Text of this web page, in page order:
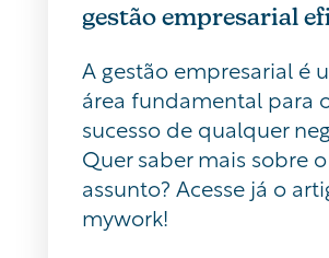
gestão empresarial
A gestão empresarial é
área fundamental para
sucesso de qualquer
Quer saber mais sobre o
assunto? Acesse já o
mywork!